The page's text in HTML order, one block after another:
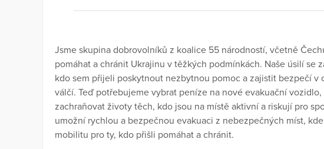
Jsme skupina dobrovolníků z koalice 55 národností, včetně
pomáhat a chránit Ukrajinu v těžkých podmínkách. Naše úsilí se
kdo sem přijeli poskytnout nezbytnou pomoc a zajistit bezpečí v
válčí. Teď potřebujeme vybrat peníze na nové evakuační
zachraňovat životy těch, kdo jsou na místě aktivní a riskují pro
umožní rychlou a bezpečnou evakuaci z nebezpečných míst,
mobilitu pro ty, kdo přišli pomáhat a chránit.